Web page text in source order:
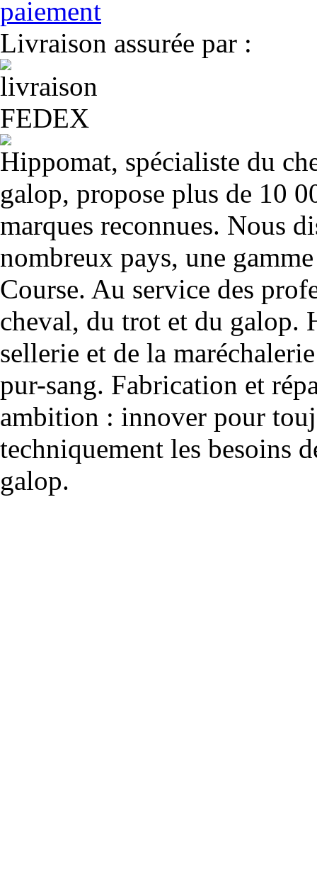
Livraison assurée par :
Hippomat, spécialiste du
galop, propose plus de 10
marques reconnues. Nous
nombreux pays, une
Course. Au service des
cheval, du trot et du galop.
sellerie et de la
pur-sang. Fabrication et
ambition : innover pour
techniquement les besoins
galop.